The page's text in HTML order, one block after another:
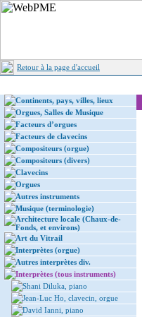
Retour à la page d'accueil
Continents, pays, villes, lieux
Orgues, Salles de Musique
Facteurs d’orgues
Facteurs de clavecins
Compositeurs (orgue)
Compositeurs (divers)
Clavecins
Orgues
Autres instruments
Musique (terminologie)
Architecture locale (Chaux-de-
Fonds, et environs)
Art du Vitrail
Interprètes (orgue)
Autres interprètes div.
Interprètes (tous instruments)
Shani Diluka, piano
Jean-Luc Ho, clavecin, orgue
David Ianni, piano